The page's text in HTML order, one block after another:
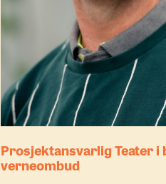
Prosjektansvarlig Teater i
verneombud